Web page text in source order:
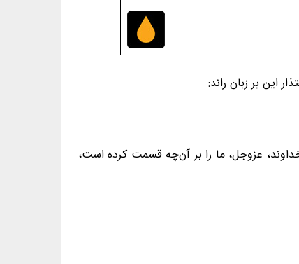
این بر زبان راند:
عزوجل، ما را بر آن‌چه قسمت کرده است،